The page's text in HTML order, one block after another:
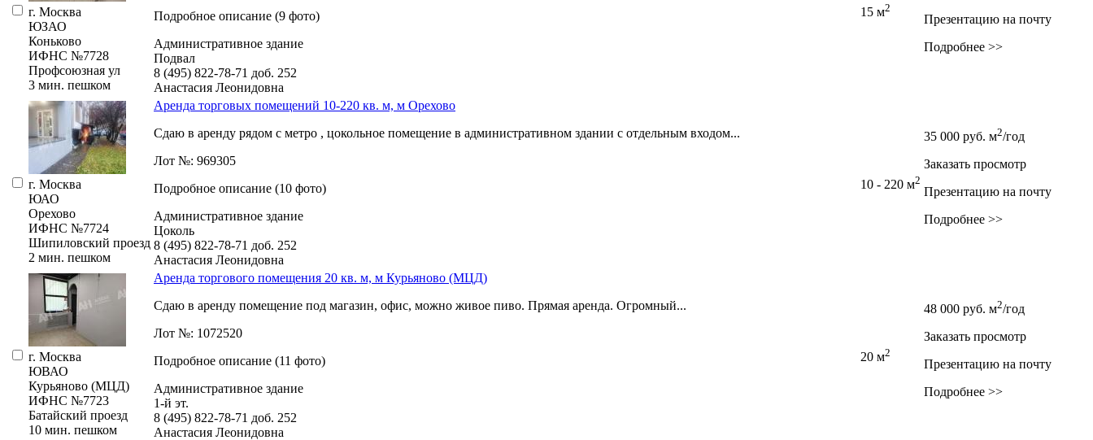
г. Москва
ЮЗАО
Коньково
ИФНС №7728
Профсоюзная ул
3 мин. пешком
Подробное описание (9 фото)
Административное здание
Подвал
8 (495) 822-78-71 доб. 252
Анастасия Леонидовна
15 м2
Презентацию на почту
Подробнее >>
г. Москва
ЮАО
Орехово
ИФНС №7724
Шипиловский проезд
2 мин. пешком
Аренда торговых помещений 10-220 кв. м, м Орехово
Сдаю в аренду рядом с метро ,­ цокольное помещение в административном здании с отдельным входом...
Лот №: 969305
Подробное описание (10 фото)
Административное здание
Цоколь
8 (495) 822-78-71 доб. 252
Анастасия Леонидовна
10 - 220 м2
35 000 руб. м2/год
Заказать просмотр
Презентацию на почту
Подробнее >>
г. Москва
ЮВАО
Курьяново (МЦД)
ИФНС №7723
Батайский проезд
10 мин. пешком
Аренда торгового помещения 20 кв. м, м Курьяново (МЦД)
Сдаю в аренду помещение под магазин,­ офис,­ можно живое пиво. Прямая аренда. Огромный...
Лот №: 1072520
Подробное описание (11 фото)
Административное здание
1-й эт.
8 (495) 822-78-71 доб. 252
Анастасия Леонидовна
20 м2
48 000 руб. м2/год
Заказать просмотр
Презентацию на почту
Подробнее >>